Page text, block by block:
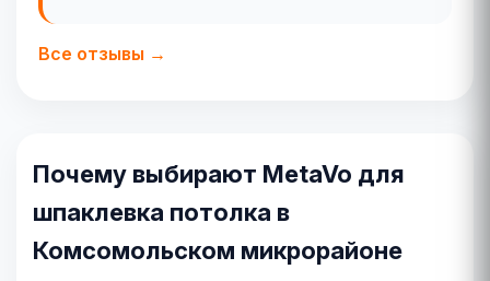
Все отзывы →
Почему выбирают MetaVo для
шпаклевка потолка в
Комсомольском микрорайоне